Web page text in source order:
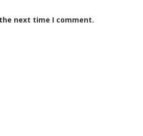
next time I comment.